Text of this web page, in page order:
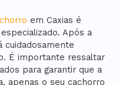
em Caxias é
Após a
cuidadosamente
É importante ressaltar
para garantir que a
apenas o seu cachorro